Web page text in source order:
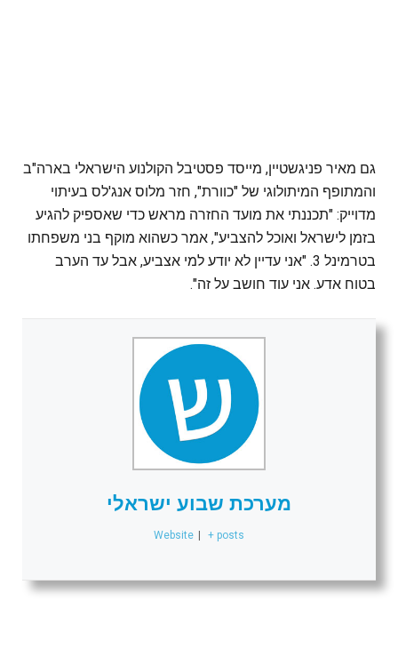
גם מאיר פניגשטיין, מייסד פסטיבל הקולנוע הישראלי בארה"ב
והמתופף המיתולוגי של "כוורת", חזר מלוס אנג'לס בעיתוי
מדוייק: "תכננתי את מועד החזרה מראש כדי שאספיק להגיע
בזמן לישראל ואוכל להצביע", אמר כשהוא מוקף בני משפחתו
בטרמינל 3. "אני עדיין לא יודע למי אצביע, אבל עד הערב
בטוח אדע. אני עוד חושב על זה".
מערכת שבוע ישראלי
Website | + posts